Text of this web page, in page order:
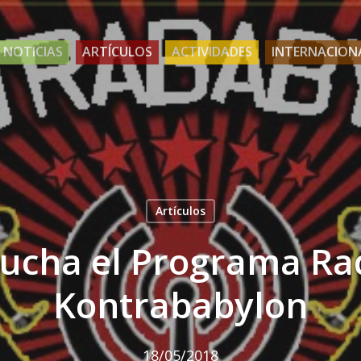
NOTICIAS ARTÍCULOS ACTIVIDADES
Artículos
el Programa
Kontrababylon
18/05/2018